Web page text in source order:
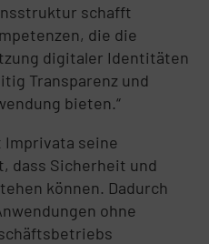
schafft
die die
digitaler Identitäten
Transparenz und
bieten.“
Imprivata seine
dass Sicherheit und
können. Dadurch
ohne